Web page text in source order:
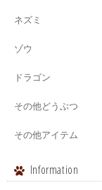
ネズミ
ゾウ
ドラゴン
その他どうぶつ
その他アイテム
Information